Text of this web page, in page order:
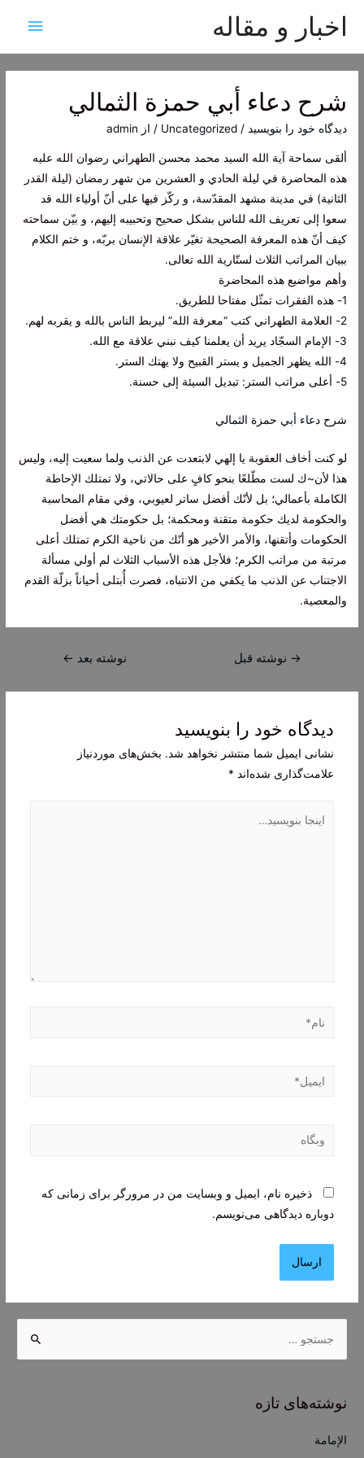
اخبار و مقاله
اصلی
شرح دعاء أبي حمزة الثمالي
دیدگاه‌ خود را بنویسید /
Uncategorized / از admin
ألقى سماحة آية الله السيد محمد محسن الطهراني رضوان الله عليه
هذه المحاضرة في ليلة الحادي و العشرين من شهر رمضان (ليلة القدر
الثانية) في مدينة مشهد المقدّسة، و ركّز فيها على أنّ أولياء الله قد
سعوا إلى تعريف الله للناس بشكل صحيح وتحبيبه إليهم، و بيّن سماحته
كيف أنّ هذه المعرفة الصحيحة تغيّر علاقة الإنسان بربّه، و ختم الكلام
ببيان المراتب الثلاث لستّارية الله تعالى.
وأهم مواضيع هذه المحاضرة
1- هذه الفقرات تمثّل مفتاحا للطريق.
2- العلامة الطهراني كتب “معرفة الله” ليربط الناس بالله و يقربه لهم.
3- الإمام السجّاد يريد أن يعلمنا كيف نبني علاقة مع الله.
4- الله يظهر الجميل و يستر القبيح ولا يهتك الستر.
5- أعلى مراتب الستر: تبديل السيئة إلى حسنة.
شرح دعاء أبي حمزة الثمالي
لو كنت أخاف العقوبة يا إلهي لابتعدت عن الذنب ولما سعيت إليه، وليس
هذا لأن~ك لست مطّلعًا بنحو كافٍ على حالاتي، ولا تمتلك الإحاطة
الكاملة بأعمالي؛ بل لأنّك أفضل ساتر لعيوبي، وفي مقام المحاسبة
والحكومة لديك حكومة متقنة ومحكمة؛ بل حكومتك هي أفضل
الحكومات وأتقنها، والأمر الأخير هو أنّك من ناحية الكرم تمتلك أعلى
مرتبة من مراتب الكرم؛ فلأجل هذه الأسباب الثلاث لم أولي مسألة
الاجتناب عن الذنب ما يكفي من الانتباه، فصرت أُبتلى أحياناً بزلّة القدم
والمعصية.
راهبری
→ نوشته قبل نوشته بعد ←
دیدگاه‌ خود را بنویسید
نشانی ایمیل شما منتشر نخواهد شد. بخش‌های موردنیاز
علامت‌گذاری شده‌اند *
بنویسید…
نام*
ایمیل*
وبگاه
ذخیره نام، ایمیل و وبسایت من در مرورگر برای زمانی که
دوباره دیدگاهی می‌نویسم.
ب
نوشته‌های تازه
الإمامة